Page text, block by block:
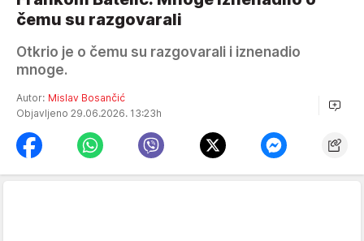
čemu su razgovarali
Otkrio je o čemu su razgovarali i iznenadio
mnoge.
Autor: Mislav Bosančić
Objavljeno 29.06.2026. 13:23h